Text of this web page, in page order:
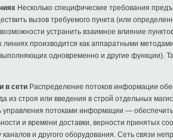
Несколько специфические требования
вызов требуемого пункта (или
устранить взаимное влияние
линиях производится как аппаратными
одновременно и другие функции).
в сети Распределение потоков информации
из строя или введения в строй отдельных
управления потоками информации —
и времени доставки, верности
и другого оборудования. Сеть связи